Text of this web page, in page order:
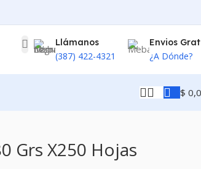
Llámanos
(387) 422-4321
Envios
¿A Dónde?
$
Grs X250 Hojas